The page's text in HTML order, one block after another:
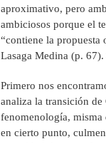
aproximativo, pero
ambiciosos porque el
“contiene la propuesta
Lasaga Medina (p. 67).
Primero nos
analiza la transición de
fenomenología, misma
en cierto punto,